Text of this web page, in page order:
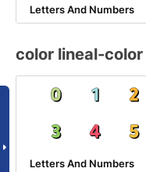
Letters And Numbers
color lineal-color
Letters And Numbers